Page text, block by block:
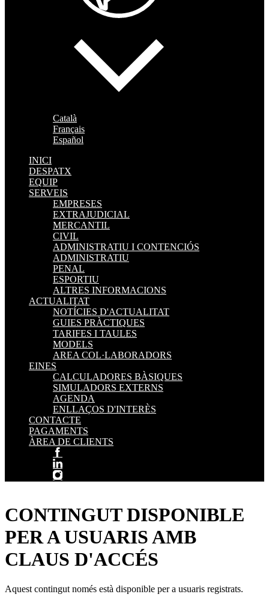
Català
Français
Español
INICI
DESPATX
EQUIP
SERVEIS
EMPRESES
EXTRAJUDICIAL
MERCANTIL
CIVIL
ADMINISTRATIU I CONTENCIÓS
ADMINISTRATIU
PENAL
ESPORTIU
ALTRES INFORMACIONS
ACTUALITAT
NOTÍCIES D'ACTUALITAT
GUIES PRÀCTIQUES
TARIFES I TAULES
MODELS
AREA COL·LABORADORS
EINES
CALCULADORES BÀSIQUES
SIMULADORS EXTERNS
AGENDA
ENLLAÇOS D'INTERÈS
CONTACTE
PAGAMENTS
ÀREA DE CLIENTS
CONTINGUT DISPONIBLE
PER A USUARIS AMB
CLAUS D'ACCÉS
Aquest contingut només està disponible per a usuaris registrats.